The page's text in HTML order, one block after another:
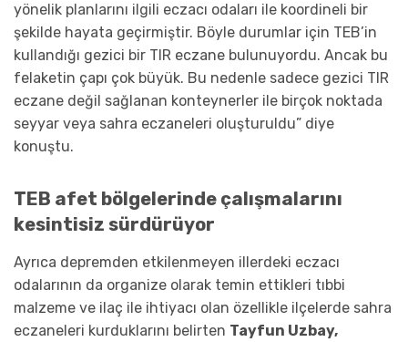
yönelik planlarını ilgili eczacı odaları ile koordineli bir
şekilde hayata geçirmiştir. Böyle durumlar için TEB’in
kullandığı gezici bir TIR eczane bulunuyordu. Ancak bu
felaketin çapı çok büyük. Bu nedenle sadece gezici TIR
eczane değil sağlanan konteynerler ile birçok noktada
seyyar veya sahra eczaneleri oluşturuldu” diye
konuştu.
TEB afet bölgelerinde çalışmalarını
kesintisiz sürdürüyor
Ayrıca depremden etkilenmeyen illerdeki eczacı
odalarının da organize olarak temin ettikleri tıbbi
malzeme ve ilaç ile ihtiyacı olan özellikle ilçelerde sahra
eczaneleri kurduklarını belirten Tayfun Uzbay,